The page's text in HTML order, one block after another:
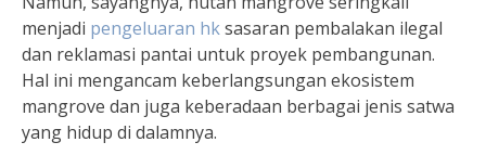
menjadi pengeluaran hksasaran pembalakan ilegal
dan reklamasi pantai untuk proyek pembangunan.
Hal ini mengancam keberlangsungan ekosistem
mangrove dan juga keberadaan berbagai jenis satwa
yang hidup di dalamnya.